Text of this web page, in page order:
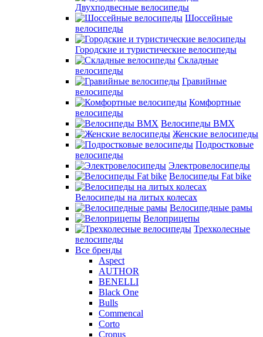
Двухподвесные велосипеды
Шоссейные
велосипеды
Городские и туристические велосипеды
Складные
велосипеды
Гравийные
велосипеды
Комфортные
велосипеды
Велосипеды BMX
Женские велосипеды
Подростковые
велосипеды
Электровелосипеды
Велосипеды Fat bike
Велосипеды на литых колесах
Велосипедные рамы
Велоприцепы
Трехколесные
велосипеды
Все бренды
Aspect
AUTHOR
BENELLI
Black One
Bulls
Commencal
Corto
Cronus